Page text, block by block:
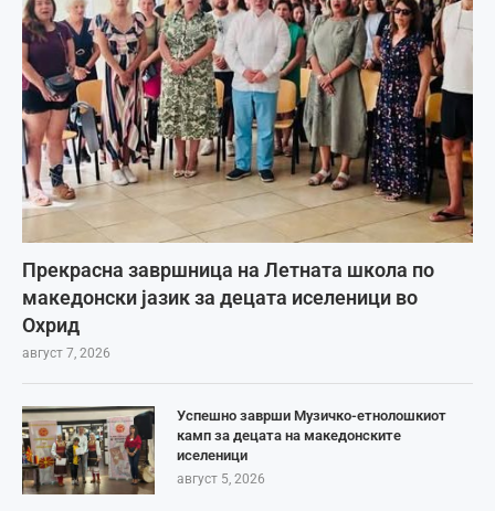
Прекрасна завршница на Летната школа по
македонски јазик за децата иселеници во
Охрид
август 7, 2026
Успешно заврши Музичко-етнолошкиот
камп за децата на македонските
иселеници
август 5, 2026